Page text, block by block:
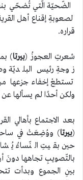
الضّحيّة الّتي تُضحّي
لصعوبةِ إقناع أهل
قراره.
شعرتِ العجوزُ (بيرتا)
زوجةِ رئيس البلديّة
تستطعْ إخفاء جزعها
ولكن أحدًا لم يسألها
بعد الاجتماع بأهالي
(بيرتا) ووُضِعَتْ في ساحةِ
حين بقيتِ النّساءُ
بالتّصويبِ تجاهها دونَ
بينِ الجموع وبدأت